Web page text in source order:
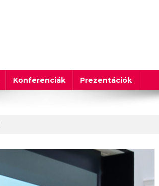
Konferenciák Prezentációk